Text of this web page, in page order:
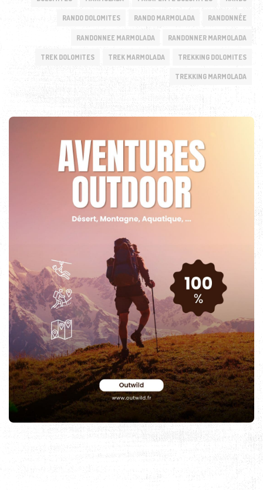
RANDO DOLOMITES RANDO MARMOLADA RANDONNÉE
RANDONNEE MARMOLADA RANDONNER MARMOLADA
TREK DOLOMITES TREK MARMOLADA TREKKING DOLOMITES
TREKKING MARMOLADA